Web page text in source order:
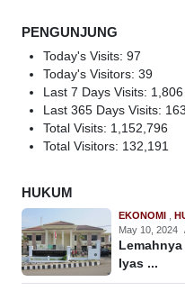
PENGUNJUNG
Today's Visits: 97
Today's Visitors: 39
Last 7 Days Visits: 1,806
Last 365 Days Visits:
Total Visits: 1,152,796
Total Visitors: 132,191
HUKUM
EKONOMI ,
May 10, 2024
Iyas ...